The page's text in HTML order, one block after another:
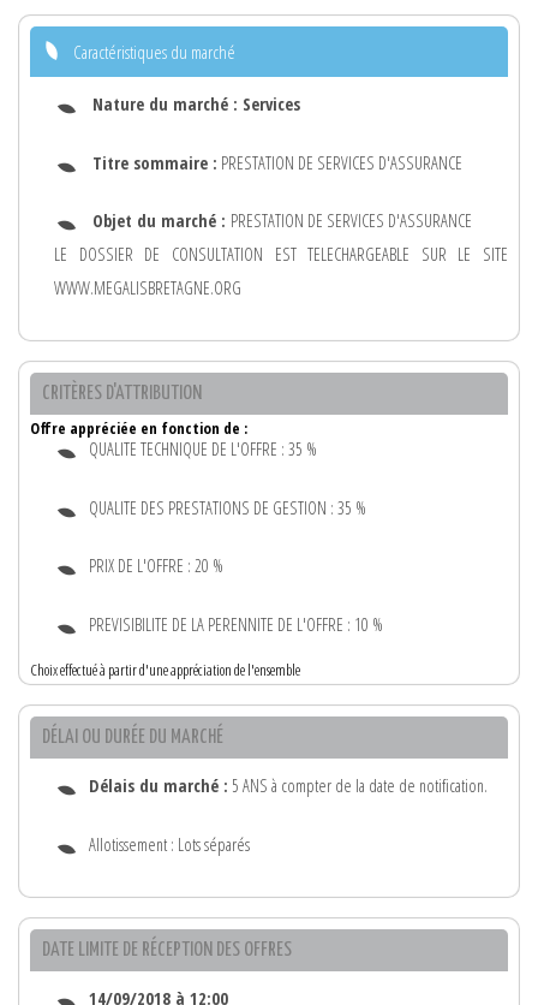
Caractéristiques du marché
Nature du marché : Services
Titre sommaire : PRESTATION DE SERVICES D'ASSURANCE
Objet du marché : PRESTATION DE SERVICES D'ASSURANCE
LE DOSSIER DE CONSULTATION EST TELECHARGEABLE SUR LE SITE
WWW.MEGALISBRETAGNE.ORG
CRITÈRES D'ATTRIBUTION
Offre appréciée en fonction de :
QUALITE TECHNIQUE DE L'OFFRE : 35 %
QUALITE DES PRESTATIONS DE GESTION : 35 %
PRIX DE L'OFFRE : 20 %
PREVISIBILITE DE LA PERENNITE DE L'OFFRE : 10 %
Choix effectué à partir d'une appréciation de l'ensemble
DÉLAI OU DURÉE DU MARCHÉ
Délais du marché : 5 ANS à compter de la date de notification.
Allotissement : Lots séparés
DATE LIMITE DE RÉCEPTION DES OFFRES
14/09/2018 à 12:00